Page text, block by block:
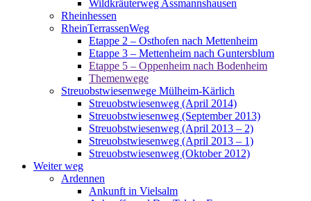
Wildkräuterweg Assmannshausen
Rheinhessen
RheinTerrassenWeg
Etappe 2 – Osthofen nach Mettenheim
Etappe 3 – Mettenheim nach Guntersblum
Etappe 5 – Oppenheim nach Bodenheim
Themenwege
Streuobstwiesenwege Mülheim-Kärlich
Streuobstwiesenweg (April 2014)
Streuobstwiesenweg (September 2013)
Streuobstwiesenweg (April 2013 – 2)
Streuobstwiesenweg (April 2013 – 1)
Streuobstwiesenweg (Oktober 2012)
Weiter weg
Ardennen
Ankunft in Vielsalm